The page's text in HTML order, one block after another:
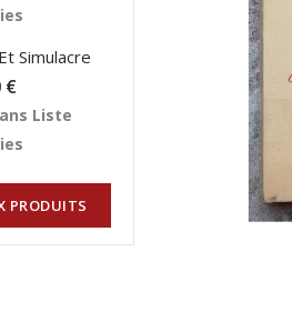
Simulacre
€
Liste
PRODUITS